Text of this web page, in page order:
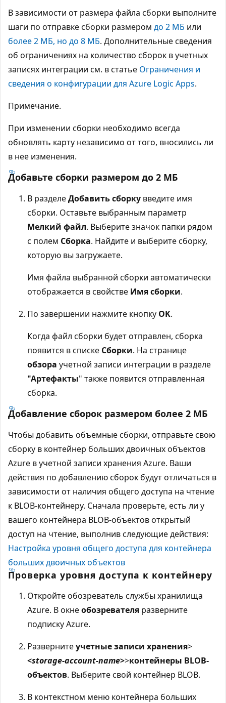
В зависимости от размера файла сборки выполните
шаги по отправке сборки размером до 2 МБ или
более 2 МБ, но до 8 МБ. Дополнительные сведения
об ограничениях на количество сборок в учетных
записях интеграции см. в статье Ограничения и
сведения о конфигурации для Azure Logic Apps.
Примечание.
При изменении сборки необходимо всегда
обновлять карту независимо от того, вносились ли
в нее изменения.
Добавьте сборки размером до 2 МБ
В разделеДобавить сборку введите имя
сборки. Оставьте выбранным параметр
Мелкий файл. Выберите значок папки рядом
с полем Сборка. Найдите и выберите сборку,
которую вы загружаете.
Имя файла выбранной сборки автоматически
отображается в свойстве Имя сборки.
По завершении нажмите кнопку OK.
Когда файл сборки будет отправлен, сборка
появится в списке Сборки. На странице
обзора учетной записи интеграции в разделе
"Артефакты" также появится отправленная
сборка.
Добавление сборок размером более 2 МБ
Чтобы добавить объемные сборки, отправьте свою
сборку в контейнер больших двоичных объектов
Azure в учетной записи хранения Azure. Ваши
действия по добавлению сборок будут отличаться в
зависимости от наличия общего доступа на чтение
к BLOB-контейнеру. Сначала проверьте, есть ли у
вашего контейнера BLOB-объектов открытый
доступ на чтение, выполнив следующие действия:
Настройка уровня общего доступа для контейнера
больших двоичных объектов
Проверка уровня доступа к контейнеру
Откройте обозреватель службы хранилища
Azure. В окнеобозревателя разверните
подписку Azure.
Развернитеучетные записи хранения>
<storage-account-name>>контейнеры BLOB-
объектов. Выберите свой контейнер BLOB.
В контекстном меню контейнера больших